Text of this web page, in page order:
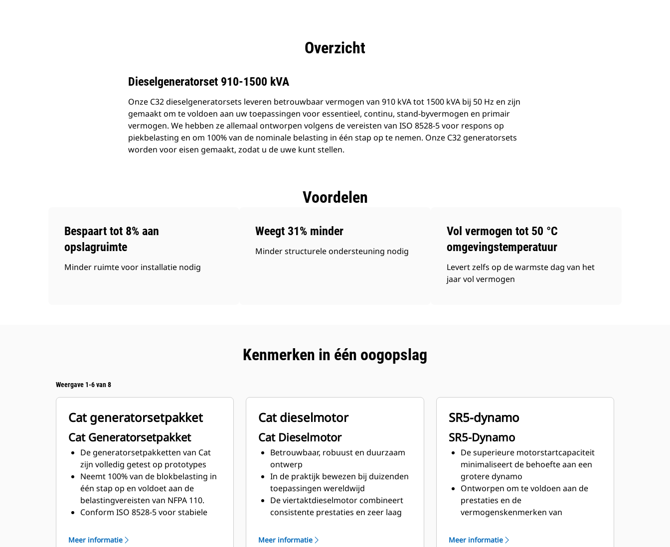
Overzicht
Dieselgeneratorset 910-1500 kVA
Onze C32 dieselgeneratorsets leveren betrouwbaar vermogen van 910 kVA tot 1500 kVA bij 50 Hz en zijn
gemaakt om te voldoen aan uw toepassingen voor essentieel, continu, stand-byvermogen en primair
vermogen. We hebben ze allemaal ontworpen volgens de vereisten van ISO 8528-5 voor respons op
piekbelasting en om 100% van de nominale belasting in één stap op te nemen. Onze C32 generatorsets
worden voor eisen gemaakt, zodat u de uwe kunt stellen.
Voordelen
Bespaart tot 8% aan
opslagruimte
Minder ruimte voor installatie nodig
Weegt 31% minder
Minder structurele ondersteuning nodig
Vol vermogen tot 50 °C
omgevingstemperatuur
Levert zelfs op de warmste dag van het
jaar vol vermogen
Kenmerken in één oogopslag
Weergave 1-6 van 8
Cat generatorsetpakket
Cat Generatorsetpakket
De generatorsetpakketten van Cat
zijn volledig getest op prototypes
Neemt 100% van de blokbelasting in
één stap op en voldoet aan de
belastingvereisten van NFPA 110.
Conform ISO 8528-5 voor stabiele
piekbelasting
Meer informatie
Cat dieselmotor
Cat Dieselmotor
Betrouwbaar, robuust en duurzaam
ontwerp
In de praktijk bewezen bij duizenden
toepassingen wereldwijd
De viertaktdieselmotor combineert
consistente prestaties en zeer laag
gewicht
Meer informatie
SR5-dynamo
SR5-Dynamo
De superieure motorstartcapaciteit
minimaliseert de behoefte aan een
grotere dynamo
Ontworpen om te voldoen aan de
prestaties en de
vermogenskenmerken van
Robuuste isolatieklasse H
Meer informatie